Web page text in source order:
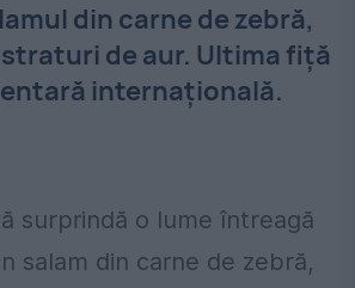
din carne de zebră,
de aur. Ultima fiță
internațională.
surprindă o lume întreagă
salam din carne de zebră,